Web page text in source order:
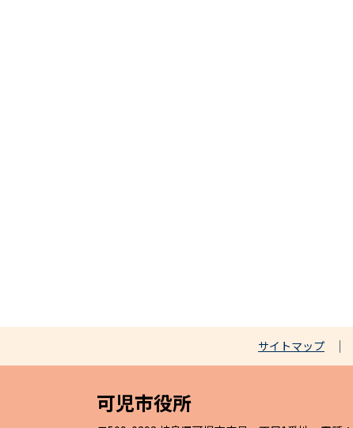
サイトマップ
可児市役所